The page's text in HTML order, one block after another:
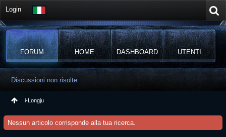
Login
FORUM HOME DASHBOARD UTENTI
Discussioni non risolte
i-Longju
Nessun articolo corrisponde alla tua ricerca.